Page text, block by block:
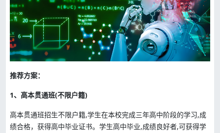
推荐方案：
1、高本贯通班(不限户籍)
高本贯通班招生不限户籍,学生在本校完成三年高中阶段的学习,成
绩合格，获得高中毕业证书。学生高中毕业,成绩良好者,可获得学